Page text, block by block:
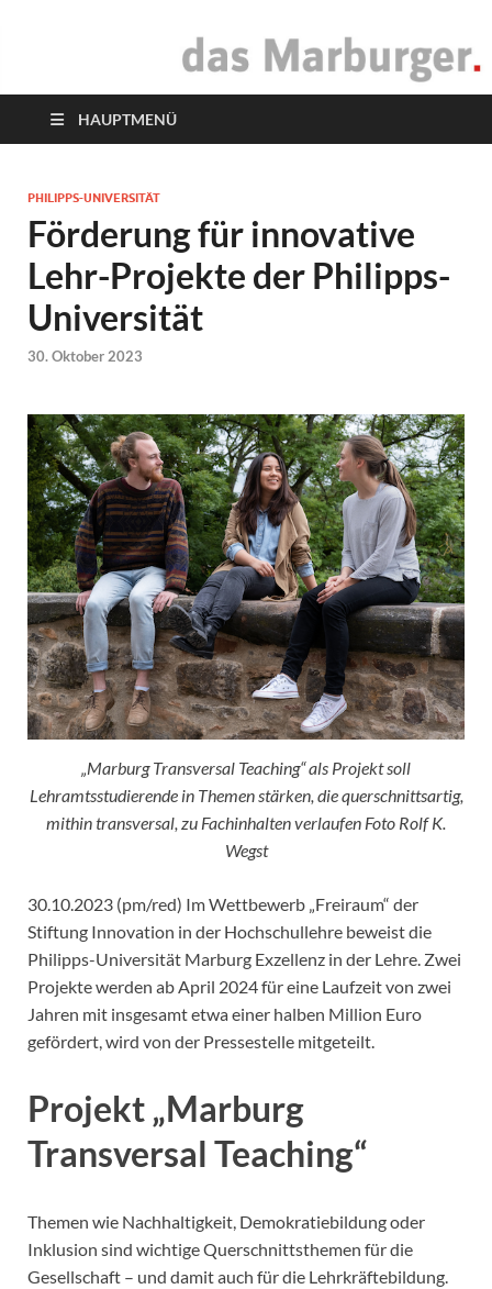
das Marburger.
HAUPTMENÜ
PHILIPPS-UNIVERSITÄT
Förderung für innovative
Lehr-Projekte der Philipps-
Universität
30. Oktober 2023
„Marburg Transversal Teaching“ als Projekt soll
Lehramtsstudierende in Themen stärken, die querschnittsartig,
mithin transversal, zu Fachinhalten verlaufen Foto Rolf K.
Wegst
30.10.2023 (pm/red) Im Wettbewerb „Freiraum“ der
Stiftung Innovation in der Hochschullehre beweist die
Philipps-Universität Marburg Exzellenz in der Lehre. Zwei
Projekte werden ab April 2024 für eine Laufzeit von zwei
Jahren mit insgesamt etwa einer halben Million Euro
gefördert, wird von der Pressestelle mitgeteilt.
Projekt „Marburg
Transversal Teaching“
Themen wie Nachhaltigkeit, Demokratiebildung oder
Inklusion sind wichtige Querschnittsthemen für die
Gesellschaft – und damit auch für die Lehrkräftebildung.